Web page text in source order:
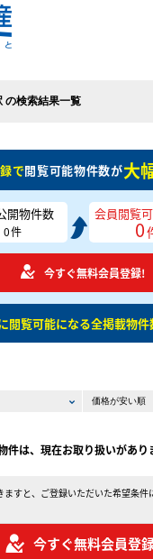
の検索結果一覧
で閲覧可能物件数が大
開物件数
0件
会員閲覧
0
今すぐ無料会員登録!
閲覧可能になる全掲載物件
件は、現在お取り扱いがあり
すと、ご登録いただいた希望条件
今すぐ無料会員登